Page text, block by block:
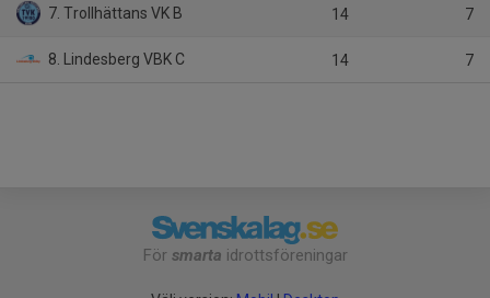
7. Trollhättans VK B 14 7
8. Lindesberg VBK C 14 7
För smarta idrottsföreningar